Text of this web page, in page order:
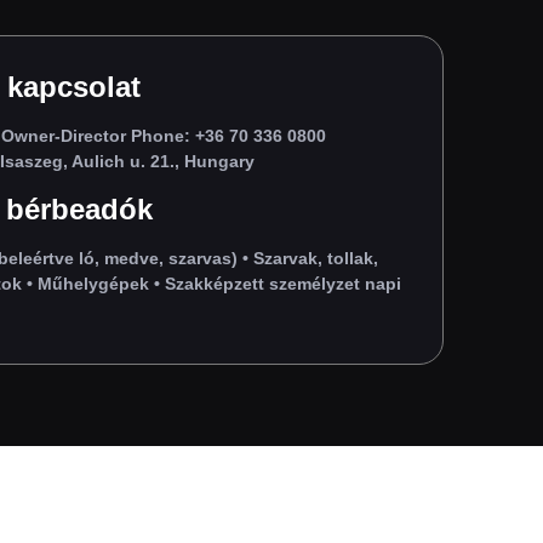
kapcsolat
Phone: +36 70 336 0800
Aulich u. 21., Hungary
ló, medve, szarvas) • Szarvak, tollak,
• Műhelygépek • Szakképzett személyzet napi